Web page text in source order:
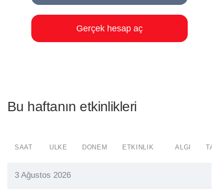
Gerçek hesap aç
Bu haftanın etkinlikleri
SAAT ÜLKE DÖNEM ETKINLIK ALGI
3 Ağustos 2026